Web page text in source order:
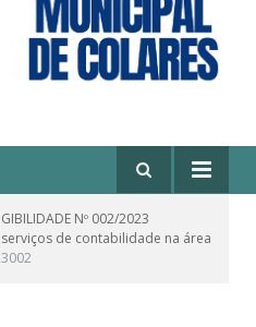
Nº 002/2023
de contabilidade na área